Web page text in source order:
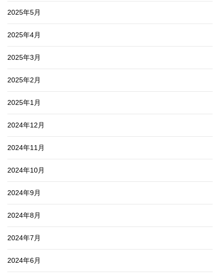
2025年5月
2025年4月
2025年3月
2025年2月
2025年1月
2024年12月
2024年11月
2024年10月
2024年9月
2024年8月
2024年7月
2024年6月